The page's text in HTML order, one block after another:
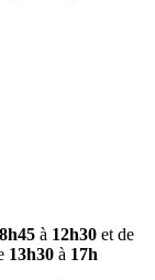
8h45 à 12h30 et de
13h30 à 17h